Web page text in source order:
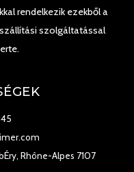
rendelkezik ezekből a
szolgáltatással
Rhône-Alpes 7107